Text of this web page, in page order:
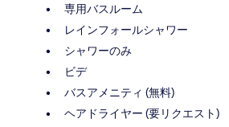
専用バスルーム
レインフォールシャワー
シャワーのみ
ビデ
バスアメニティ (無料)
ヘアドライヤー (要リクエスト)